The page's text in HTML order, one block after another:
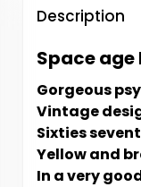
Description
Space
Gorgeous
Vintage
Sixties
Yellow and
In a very